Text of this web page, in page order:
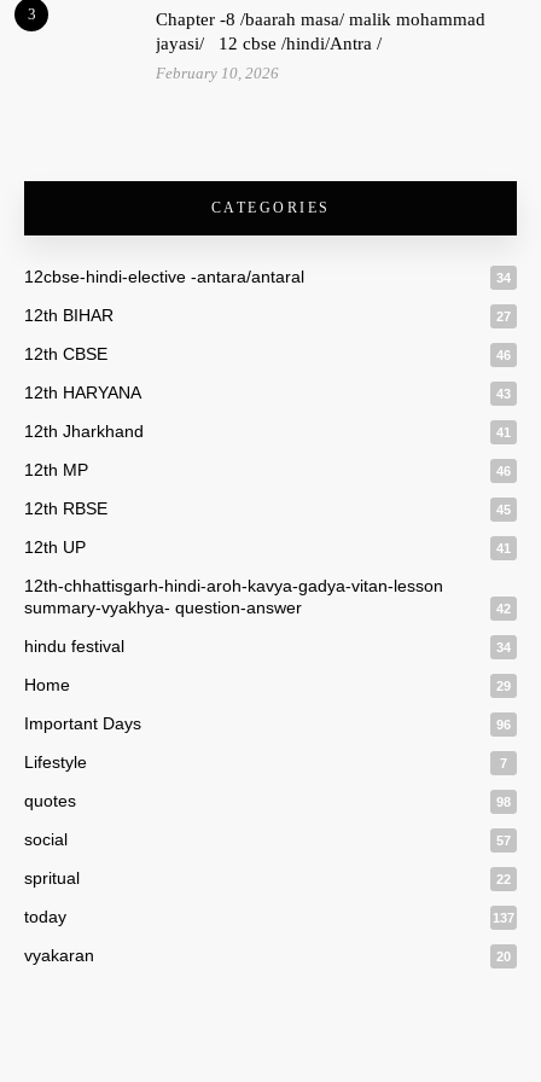
3
Chapter -8 /baarah masa/ malik mohammad
jayasi/ 12 cbse /hindi/Antra /
February 10, 2026
CATEGORIES
12cbse-hindi-elective -antara/antaral 34
12th BIHAR 27
12th CBSE 46
12th HARYANA 43
12th Jharkhand 41
12th MP 46
12th RBSE 45
12th UP 41
12th-chhattisgarh-hindi-aroh-kavya-gadya-vitan-lesson
summary-vyakhya- question-answer
42
hindu festival 34
Home 29
Important Days 96
Lifestyle 7
quotes 98
social 57
spritual 22
today 137
vyakaran 20